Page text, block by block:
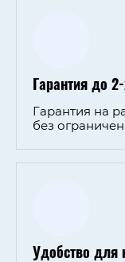
Гарантия до
Гарантия на
без
Удобство для